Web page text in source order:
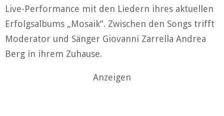
Live-Performance mit den Liedern ihres aktuellen
Erfolgsalbums „Mosaik“. Zwischen den Songs trifft
Moderator und Sänger Giovanni Zarrella Andrea
Berg in ihrem Zuhause.
Anzeigen